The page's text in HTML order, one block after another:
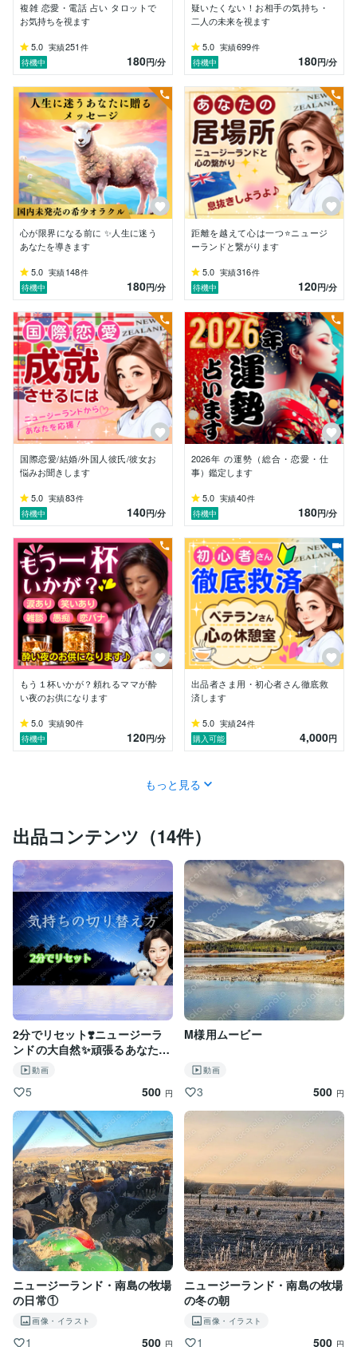
ポートフォリオにお客様の声を
*··✰⋆｡:ﾟ･*☽:ﾟ･⋆｡✰*··
【ニュージーランドで目覚めた
地に足のついたスピリチュアル】
ヒーラー歴20年以上。
私の基盤はニュージーランドの自然と先住民族マオリの
文化にあります。
渡航間もない頃、マオリのお婆ちゃんに
出会いました。
ある日、鼻と鼻をそっと合わせて
神聖な挨拶「Hongi（ホンギ）」
をしてくれました。
その瞬間、なぜか涙がこぼれました。
お婆ちゃんは静かに言いました。
「あなたのWairua（魂）は重い記憶で
濁ってるだけ。風も水も、本当の自分に
戻るのを助けてくれるよ」
誰しもが過去の痛みや「こうあるべき」に
縛られています。
「本来の周波数」を用いたヒーリングで
古い殻を脱ぎ捨てあなた本来の輝きを
最大化します。
*··✰⋆｡:ﾟ･*☽:ﾟ･⋆｡✰*··
【あなたが変わる未来へ】
私はこれまでに毒親育ち、離婚、依存
DV裁判等いろんな痛みを通ってきました。
だからこそ、あなたが抱えている言葉に
できない痛みを、体験者として
理解できます。
泣いていても、矛盾していても
弱くても・・・私は絶対に否定しません。
私のセッションを受けたお客様はみんな
・自分の中の答えが見えた
それはニュージーランドで学んだ
「魂を整える言葉」
「自然とつながる感覚」
「本音を安全に話せる場」
この3つがあなたの魂を整え
止まっていた現実を確実に動かして
いくからです。
*··✰⋆｡:ﾟ･*☽:ﾟ･⋆｡✰*··
【迷子のあなたへ】
どれだけ傷ついても、つまずいても
あなたの魂はまだちゃんと生きています。
そして、もう一度幸せになる力を
持っています。
どうか一人で抱え込まないでくださいね。
本来のあなたに戻るまで
私はここで寄り添います。
一緒に新しい扉を開きましょう。
あなたとお話できるのを心から
楽しみにしています✨
複雑 恋愛・電話 占い タロットで
お気持ちを視ます
5.0 実績251 件
待機中
180円/分
疑いたくない！お相手の気持ち・
二人の未来を視ます
5.0 実績699件
待機中
180円/分
心が限界になる前に ✨人生に迷う
あなたを導きます
5.0 実績148件
待機中
180円/分
距離を越えて心は一つ⭐ニュージ
ーランドと繋がります
5.0 実績316件
待機中
120円/分
国際恋愛/結婚/外国人彼氏/彼女お
悩みお聞きします
5.0 実績83件
待機中
140円/分
2026年 の運勢（総合・恋愛・仕
事）鑑定します
5.0 実績40件
待機中
180円/分
もう１杯いかが？頼れるママが酔
い夜のお供になります
5.0 実績90件
待機中
120円/分
出品者さま用・初心者さん徹底救
済します
5.0 実績24件
購入可能
4,000円
もっと見る
出品コンテンツ（14件）
2分でリセット❣️ニュージーラ
ンドの大自然✨頑張るあなたへ
癒しと励ましのヒーリングナレ
ーション動画
動画
5 500 円
M様用ムービー
動画
3 500 円
ニュージーランド・南島の牧場
の日常①
画像・イラスト
1 500 円
ニュージーランド・南島の牧場
の冬の朝
画像・イラスト
1 500 円